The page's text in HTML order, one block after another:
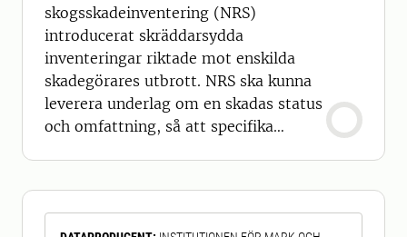
skogsskadeinventering (NRS)
introducerat skräddarsydda
inventeringar riktade mot enskilda
skadegörares utbrott. NRS ska kunna
leverera underlag om en skadas status
och omfattning, så att specifika
beroende på vilka skador som för
tillfället är mest relevanta och för